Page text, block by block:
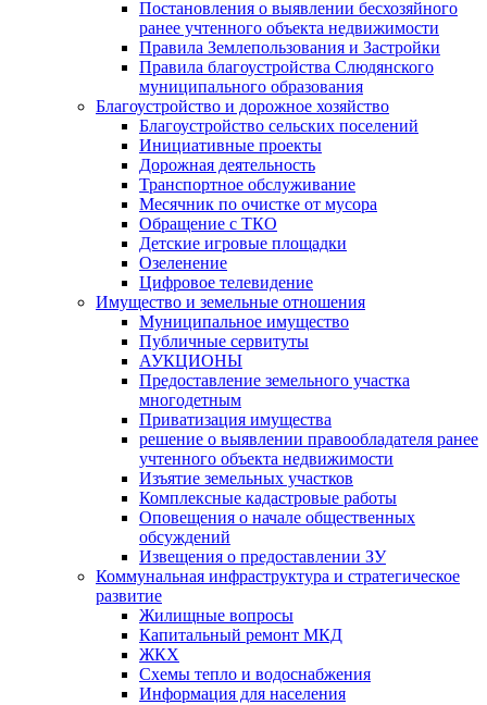
Постановления о выявлении бесхозяйного
ранее учтенного объекта недвижимости
Правила Землепользования и Застройки
Правила благоустройства Слюдянского
муниципального образования
Благоустройство и дорожное хозяйство
Благоустройство сельских поселений
Инициативные проекты
Дорожная деятельность
Транспортное обслуживание
Месячник по очистке от мусора
Обращение с ТКО
Детские игровые площадки
Озеленение
Цифровое телевидение
Имущество и земельные отношения
Муниципальное имущество
Публичные сервитуты
АУКЦИОНЫ
Предоставление земельного участка
многодетным
Приватизация имущества
решение о выявлении правообладателя ранее
учтенного объекта недвижимости
Изъятие земельных участков
Комплексные кадастровые работы
Оповещения о начале общественных
обсуждений
Извещения о предоставлении ЗУ
Коммунальная инфраструктура и стратегическое
развитие
Жилищные вопросы
Капитальный ремонт МКД
ЖКХ
Схемы тепло и водоснабжения
Информация для населения